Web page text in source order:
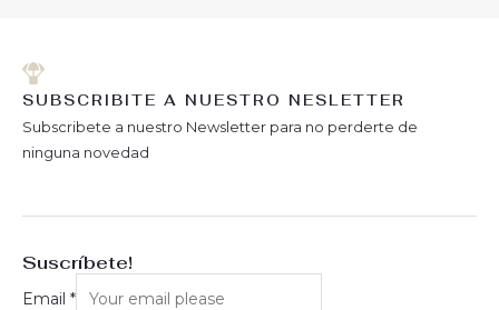
SUBSCRIBITE A NUESTRO NESLETTER
Subscribete a nuestro Newsletter para no perderte de
ninguna novedad
Suscríbete!
Email *